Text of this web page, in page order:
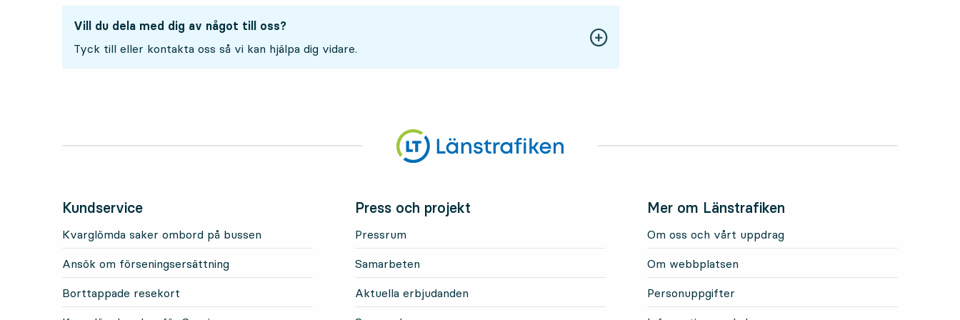
Vill du dela med dig av något till oss?
Tyck till eller kontakta oss så vi kan hjälpa dig vidare.
Kundservice
Kvarglömda saker ombord på bussen
Ansök om förseningsersättning
Borttappade resekort
Press och projekt
Pressrum
Samarbeten
Aktuella erbjudanden
Mer om Länstrafiken
Om oss och vårt uppdrag
Om webbplatsen
Personuppgifter